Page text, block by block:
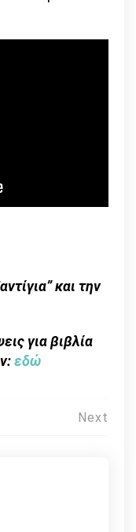
και την
για βιβλία
εδώ
Next